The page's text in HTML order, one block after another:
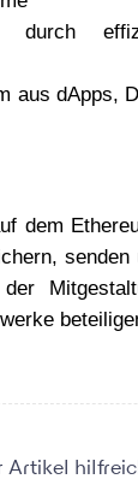
durch
aus dApps,
dem
senden
Artikel